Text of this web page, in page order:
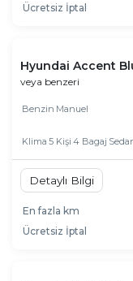
Ücretsiz İptal
Hyundai Accent
veya benzeri
Benzin Manuel
Klima 5 Kişi 4 Bagaj
Detaylı Bilgi
En fazla km
Ücretsiz İptal